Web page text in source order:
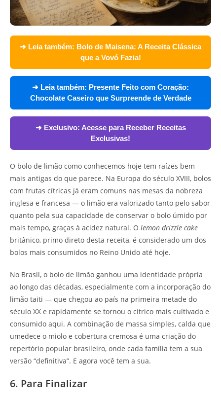
➜ Leia também: Bolo de Maisena: A Receita Clássica
que a Vovó Fazia!
➜ Leia também: Presente Feito com Coração:
Chocolate Caseiro que Surpreende de Verdade
➜ Exclusivo: Acesse para Receber Receitas
Exclusivas!
O bolo de limão como conhecemos hoje tem raízes bem
mais antigas do que parece. Na Europa do século XVIII, bolos
com frutas cítricas já eram comuns nas mesas da nobreza
inglesa e francesa — o limão era valorizado tanto pelo sabor
quanto pela sua capacidade de conservar o bolo úmido por
mais tempo, graças à acidez natural. O lemon drizzle cake
britânico, primo direto desta receita, é considerado um dos
bolos mais consumidos no Reino Unido até hoje.
No Brasil, o bolo de limão ganhou uma identidade própria
ao longo das décadas, especialmente com a incorporação do
limão taiti — que chegou ao país na primeira metade do
século XX e rapidamente se tornou o cítrico mais cultivado e
consumido aqui. A combinação de massa simples, calda que
umedece o miolo e cobertura cremosa é uma criação do
repertório popular brasileiro, onde cada família tem a sua
versão “definitiva”. E agora você tem a sua.
6. Para Finalizar